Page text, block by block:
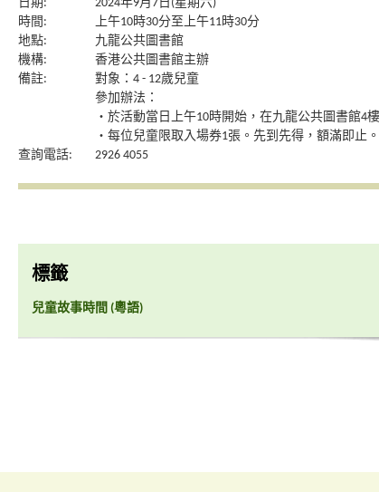
日期:
2024年9月7日(星期六)
時間:
上午10時30分至上午11時30分
地點:
九龍公共圖書館
機構:
香港公共圖書館主辦
備註:
對象：4 - 12歲兒童
參加辦法：
‧於活動當日上午10時開始，在九龍公共圖書館4
‧每位兒童限取入場券1張。先到先得，額滿即止
查詢電話:
2926 4055
標籤
兒童故事時間 (粵語)